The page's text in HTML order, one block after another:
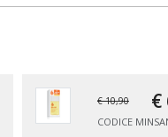
€ 10,90 €
CODICE